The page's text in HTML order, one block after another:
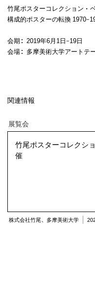
竹尾ポスターコレクション・
構成的ポスターの転換
会期：2019年6月1日–19日
会場：多摩美術大学アートテ
展覧会
竹尾ポスターコレクシ
催
株式会社竹尾、多摩美術大学 |